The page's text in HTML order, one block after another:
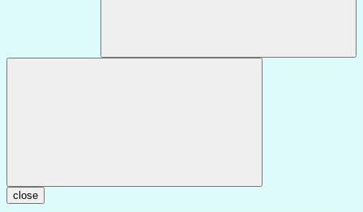
close